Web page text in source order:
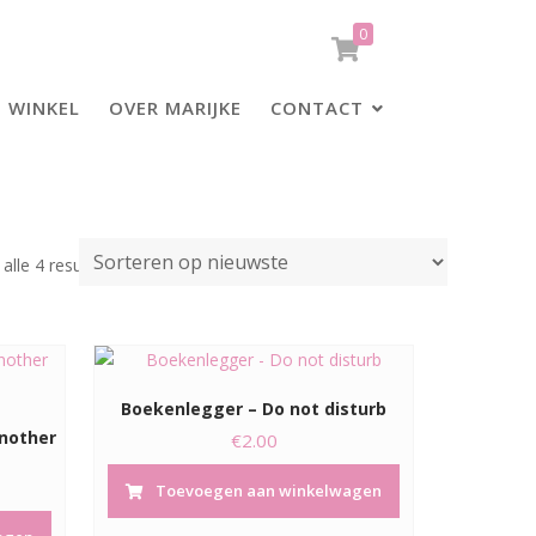
0
WINKEL OVER MARIJKE CONTACT
4 resultatenGesorteerd
nieuwste
Boekenlegger – Do not disturb
€2.00
Toevoegen aan winkelwagen